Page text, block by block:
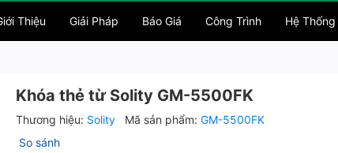
Thiệu Giải Pháp Báo Giá Công Trình Hệ Thống
Khóa thẻ từ Solity GM-5500FK
Thương hiệu: Solity Mã sản phẩm: GM-5500FK
So sánh